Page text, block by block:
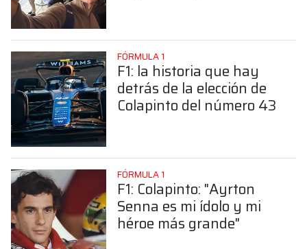
FÓRMULA 1
F1: la historia que hay
detrás de la elección de
Colapinto del número 43
FÓRMULA 1
F1: Colapinto: "Ayrton
Senna es mi ídolo y mi
héroe más grande"